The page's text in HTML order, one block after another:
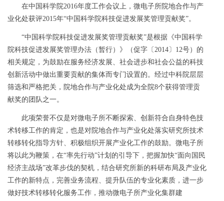
在中国科学院2016年度工作会议上，微电子所院地合作与产
业化处获评2015年“中国科学院科技促进发展奖管理贡献奖”。
“中国科学院科技促进发展奖管理贡献奖”是根据《中国科学
院科技促进发展奖管理办法（暂行）》（促字〔 2014 〕 12号）的
相关规定，为鼓励在服务经济发展、社会进步和社会公益的科技
创新活动中做出重要贡献的集体而专门设置的。经过中科院层层
筛选和严格把关，院地合作与产业化处成为全院8个获得管理贡
献奖的团队之一。
此项荣誉不仅是对微电子所不断探索、创新符合自身特色技
术转移工作的肯定，也是对院地合作与产业化处落实研究所技术
转移转化指导方针、积极组织开展产业化工作的鼓励。微电子所
将以此为鞭策，在“率先行动”计划的引导下，把握加快“面向国民
经济主战场”改革步伐的契机，结合研究所新的科研布局及产业化
工作的新特点，完善业务流程、提升队伍的专业化素质，进一步
做好技术转移转化服务工作，推动微电子所产业化集群建